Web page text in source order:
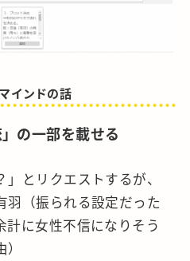
インドの話
の一部を載せる
とリクエストするが、
羽（振られる設定だった
計に女性不信になりそう